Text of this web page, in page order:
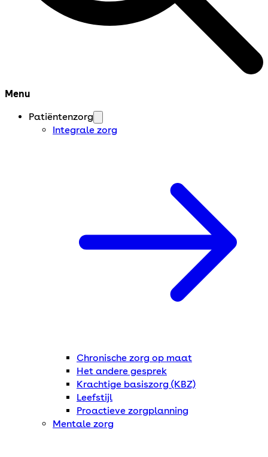
Menu
Patiëntenzorg
Integrale zorg
Chronische zorg op maat
Het andere gesprek
Krachtige basiszorg (KBZ)
Leefstijl
Proactieve zorgplanning
Mentale zorg